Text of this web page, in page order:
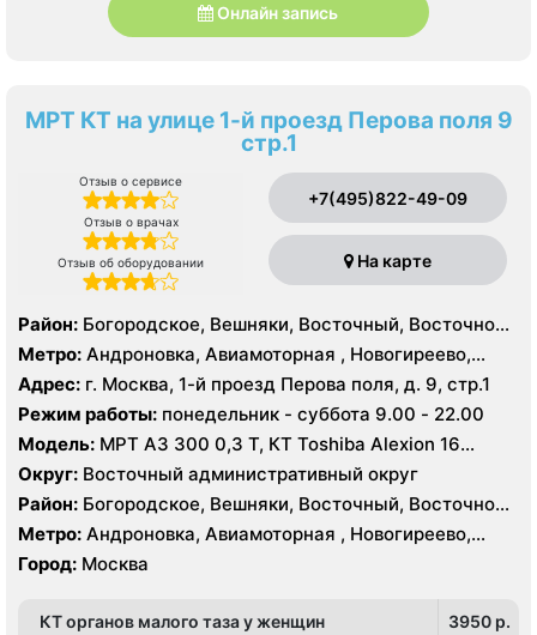
Онлайн запись
МРТ КТ на улице 1-й проезд Перова поля 9
стр.1
Отзыв о сервисе
Отзыв о врачах
Отзыв об оборудовании
+7(495)822-49-09
На карте
Район: Богородское, Вешняки, Восточный, Восточное
Измайлово, Гольяново, Ивановское, Измайлово,
Косино-Ухтомский, Метрогородок, Новогиреево,
Новокосино, Перово, Преображенское, Северное
Измайлово, Соколиная Гора, Лефортово,
Нижегородский, Рязанский
Метро: Андроновка, Авиамоторная , Новогиреево,
Новокосино, Перово, Соколиная гора, Шоссе
Энтузиастов
Адрес: г. Москва, 1-й проезд Перова поля, д. 9, стр.1
Режим работы: понедельник - суббота 9.00 - 22.00
Модель: МРТ АЗ 300 0,3 Т, КТ Toshiba Alexion 16
срезов
Округ: Восточный административный округ
Район: Богородское, Вешняки, Восточный, Восточное
Измайлово, Гольяново, Ивановское, Измайлово,
Косино-Ухтомский, Метрогородок, Новогиреево,
Новокосино, Перово, Преображенское, Северное
Нижегородский, Рязанский
Метро: Андроновка, Авиамоторная , Новогиреево,
Новокосино, Перово, Соколиная гора, Шоссе
Энтузиастов
Город: Москва
КТ органов малого таза у женщин 3950 p.